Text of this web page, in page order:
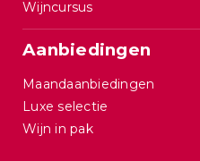
Wijncursus
Aanbiedingen
Maandaanbiedingen
Luxe selectie
Wijn in pak